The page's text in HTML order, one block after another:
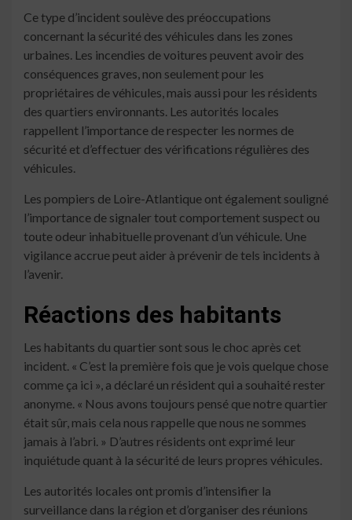
Ce type d’incident soulève des préoccupations
concernant la sécurité des véhicules dans les zones
urbaines. Les incendies de voitures peuvent avoir des
conséquences graves, non seulement pour les
propriétaires de véhicules, mais aussi pour les résidents
des quartiers environnants. Les autorités locales
rappellent l’importance de respecter les normes de
sécurité et d’effectuer des vérifications régulières des
véhicules.
Les pompiers de Loire-Atlantique ont également souligné
l’importance de signaler tout comportement suspect ou
toute odeur inhabituelle provenant d’un véhicule. Une
vigilance accrue peut aider à prévenir de tels incidents à
l’avenir.
Réactions des habitants
Les habitants du quartier sont sous le choc après cet
incident. « C’est la première fois que je vois quelque chose
comme ça ici », a déclaré un résident qui a souhaité rester
anonyme. « Nous avons toujours pensé que notre quartier
était sûr, mais cela nous rappelle que nous ne sommes
jamais à l’abri. » D’autres résidents ont exprimé leur
inquiétude quant à la sécurité de leurs propres véhicules.
Les autorités locales ont promis d’intensifier la
surveillance dans la région et d’organiser des réunions